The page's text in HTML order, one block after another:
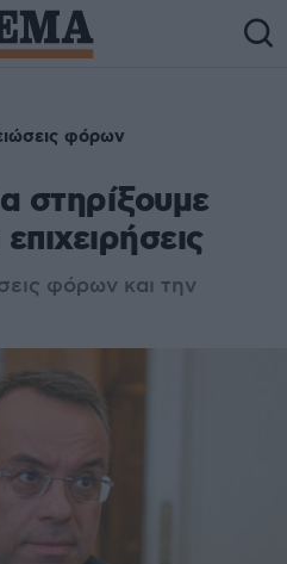
φόρων
στηρίξουμε
φόρων και την